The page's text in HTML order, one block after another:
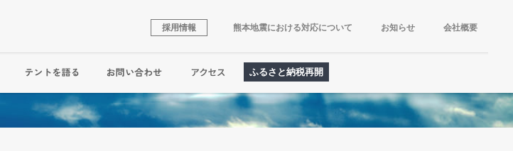
ふるさと納税再開
熊本地震における対応について お知らせ 会社概要
採用情報